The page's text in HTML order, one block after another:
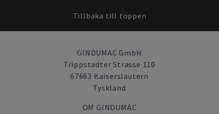
Tillbaka till toppen
GINDUMAC GmbH
Trippstadter Strasse 110
67663 Kaiserslautern
Tyskland
OM GINDUMAC